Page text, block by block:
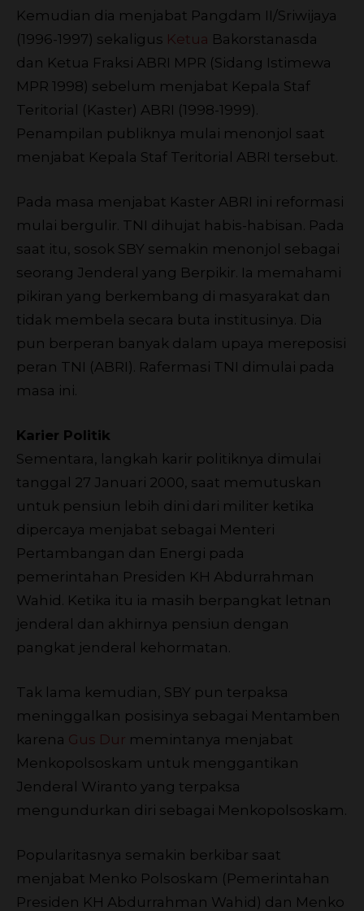
Kemudian dia menjabat Pangdam II/Sriwijaya
(1996-1997) sekaligus Ketua Bakorstanasda
dan Ketua Fraksi ABRI MPR (Sidang Istimewa
MPR 1998) sebelum menjabat Kepala Staf
Teritorial (Kaster) ABRI (1998-1999).
Penampilan publiknya mulai menonjol saat
menjabat Kepala Staf Teritorial ABRI tersebut.
Pada masa menjabat Kaster ABRI ini reformasi
mulai bergulir. TNI dihujat habis-habisan. Pada
saat itu, sosok SBY semakin menonjol sebagai
seorang Jenderal yang Berpikir. Ia memahami
pikiran yang berkembang di masyarakat dan
tidak membela secara buta institusinya. Dia
pun berperan banyak dalam upaya mereposisi
peran TNI (ABRI). Rafermasi TNI dimulai pada
masa ini.
Karier Politik
Sementara, langkah karir politiknya dimulai
tanggal 27 Januari 2000, saat memutuskan
untuk pensiun lebih dini dari militer ketika
dipercaya menjabat sebagai Menteri
Pertambangan dan Energi pada
pemerintahan Presiden KH Abdurrahman
Wahid. Ketika itu ia masih berpangkat letnan
jenderal dan akhirnya pensiun dengan
pangkat jenderal kehormatan.
Tak lama kemudian, SBY pun terpaksa
meninggalkan posisinya sebagai Mentamben
karena Gus Dur memintanya menjabat
Menkopolsoskam untuk menggantikan
Jenderal Wiranto yang terpaksa
mengundurkan diri sebagai Menkopolsoskam.
Popularitasnya semakin berkibar saat
menjabat Menko Polsoskam (Pemerintahan
Presiden KH Abdurrahman Wahid) dan Menko